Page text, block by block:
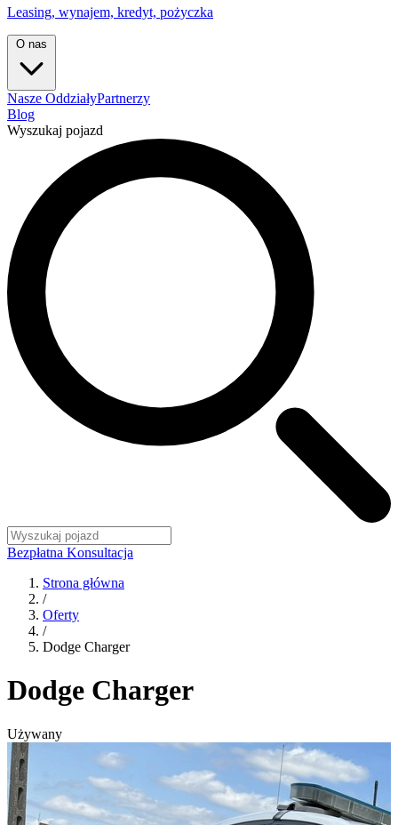
Leasing, wynajem, kredyt, pożyczka
O nas
Nasze OddziałyPartnerzy
Blog
Wyszukaj pojazd
Bezpłatna Konsultacja
Strona główna
/
Oferty
/
Dodge Charger
Dodge Charger
Używany